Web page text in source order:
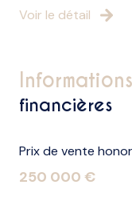
Voir le détail
informations
financières
Prix de vente
250 000 €